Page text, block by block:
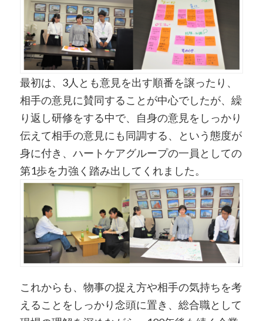
最初は、3人とも意見を出す順番を譲ったり、
相手の意見に賛同することが中心でしたが、繰
り返し研修をする中で、自身の意見をしっかり
伝えて相手の意見にも同調する、という態度が
身に付き、ハートケアグループの一員としての
第1歩を力強く踏み出してくれました。
これからも、物事の捉え方や相手の気持ちを考
えることをしっかり念頭に置き、総合職として